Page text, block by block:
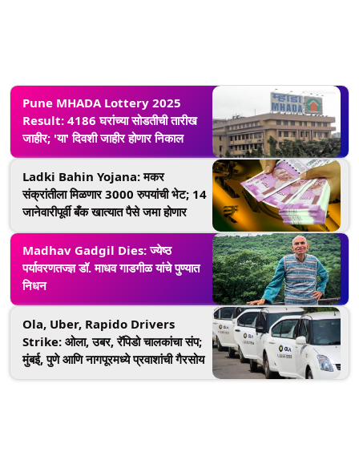
Pune MHADA Lottery 2025
Result: 4186 घरांच्या सोडतीची तारीख
जाहीर; 'या' दिवशी जाहीर होणार निकाल
Ladki Bahin Yojana: मकर
संक्रांतीला मिळणार 3000 रुपयांची भेट; 14
जानेवारीपूर्वी बँक खात्यात पैसे जमा होणार
Madhav Gadgil Dies: ज्येष्ठ
पर्यावरणतज्ज्ञ डॉ. माधव गाडगीळ यांचे पुण्यात
निधन
Ola, Uber, Rapido Drivers
Strike: ओला, उबर, रॅपिडो चालकांचा संप;
मुंबई, पुणे आणि नागपूरमध्ये प्रवाशांची गैरसोय